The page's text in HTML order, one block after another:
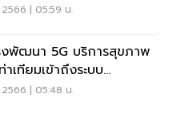
| 05:59 น.
งพัฒนา 5G บริการสุขภาพ
าเทียมเข้าถึงระบบ
สุข | 05:48 น.